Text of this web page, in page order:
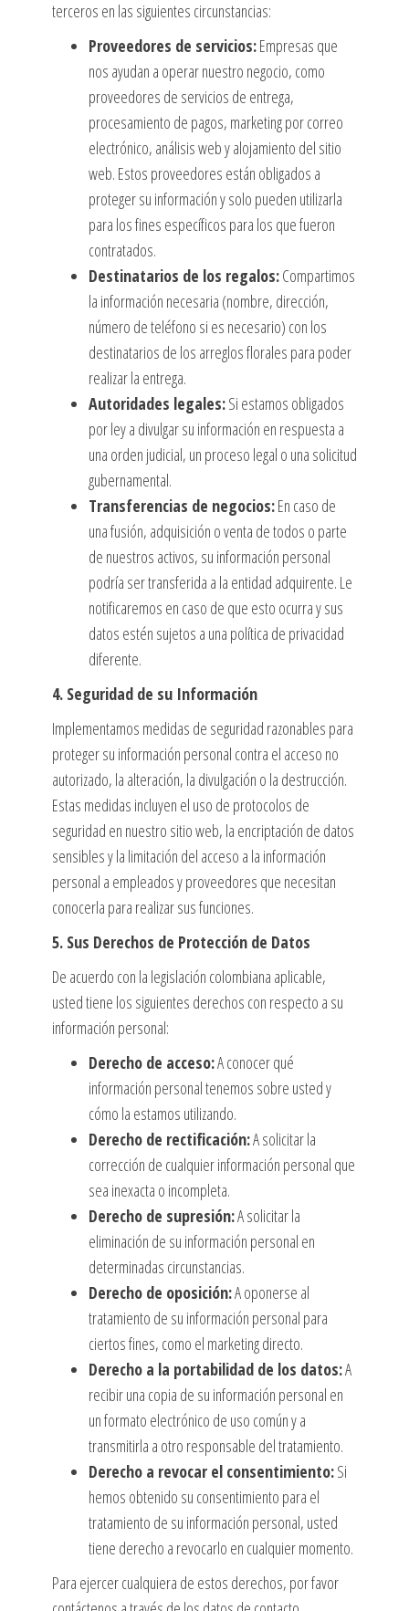
terceros en las siguientes circunstancias:
Proveedores de servicios:Empresas que
nos ayudan a operar nuestro negocio, como
proveedores de servicios de entrega,
procesamiento de pagos, marketing por correo
electrónico, análisis web y alojamiento del sitio
web. Estos proveedores están obligados a
proteger su información y solo pueden utilizarla
para los fines específicos para los que fueron
contratados.
Destinatarios de los regalos:Compartimos
la información necesaria (nombre, dirección,
número de teléfono si es necesario) con los
destinatarios de los arreglos florales para poder
realizar la entrega.
Autoridades legales:Si estamos obligados
por ley a divulgar su información en respuesta a
una orden judicial, un proceso legal o una solicitud
gubernamental.
Transferencias de negocios:En caso de
una fusión, adquisición o venta de todos o parte
de nuestros activos, su información personal
podría ser transferida a la entidad adquirente. Le
notificaremos en caso de que esto ocurra y sus
datos estén sujetos a una política de privacidad
diferente.
4. Seguridad de su Información
Implementamos medidas de seguridad razonables para
proteger su información personal contra el acceso no
autorizado, la alteración, la divulgación o la destrucción.
Estas medidas incluyen el uso de protocolos de
seguridad en nuestro sitio web, la encriptación de datos
sensibles y la limitación del acceso a la información
personal a empleados y proveedores que necesitan
conocerla para realizar sus funciones.
5. Sus Derechos de Protección de Datos
De acuerdo con la legislación colombiana aplicable,
usted tiene los siguientes derechos con respecto a su
información personal:
Derecho de acceso:A conocer qué
información personal tenemos sobre usted y
cómo la estamos utilizando.
Derecho de rectificación:A solicitar la
corrección de cualquier información personal que
sea inexacta o incompleta.
Derecho de supresión:A solicitar la
eliminación de su información personal en
determinadas circunstancias.
Derecho de oposición:A oponerse al
tratamiento de su información personal para
ciertos fines, como el marketing directo.
Derecho a la portabilidad de los datos:A
recibir una copia de su información personal en
un formato electrónico de uso común y a
transmitirla a otro responsable del tratamiento.
Derecho a revocar el consentimiento:Si
hemos obtenido su consentimiento para el
tratamiento de su información personal, usted
tiene derecho a revocarlo en cualquier momento.
Para ejercer cualquiera de estos derechos, por favor